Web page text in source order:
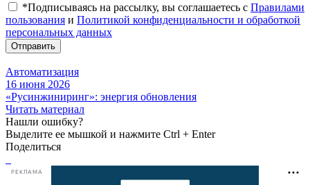
*Подписываясь на рассылку, вы соглашаетесь с Правилами
пользования и Политикой конфиденциальности и обработкой
персональных данных
Отправить
Автоматизация
16 июня 2026
«Русинжиниринг»: энергия обновления
Читать материал
Нашли ошибку?
Выделите ее мышкой и нажмите Ctrl + Enter
Поделиться
РЕКЛАМА